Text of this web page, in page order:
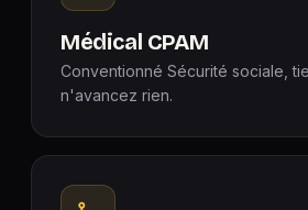
Médical CPAM
Conventionné Sécurité sociale,
n'avancez rien.